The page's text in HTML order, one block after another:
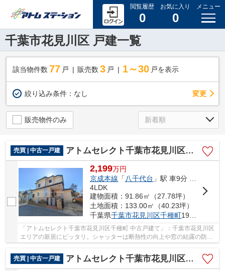
閲覧履歴
0
お気に入り
0
メニュー
千葉市花見川区 戸建一覧
該当物件数 77 戸 販売数 3 戸 1～30 戸を表示
絞り込み条件： なし 変更
販売物件のみ
売買 | 中古一戸建 アトムセレクト千葉市花見川区千種町 中古戸建て
2,199万円
京成本線 「八千代台 」駅 車9分 4.1km
4LDK
建物面積：91.86㎡（27.78坪）
土地面積：133.00㎡（40.23坪）
千葉県千葉市花見川区千種町196-17
「アトムセレクト千葉市花見川区千種町 中古戸建て」：千葉市花見川区
エリアの新居にピッタリ。シャッターは断熱性の向上や窓の結露の防止
売買 | 中古一戸建
アトムセレクト千葉市花見川区み春野3丁目 中古戸建て